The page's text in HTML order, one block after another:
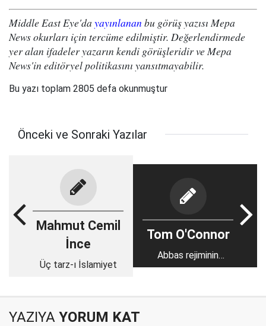
Middle East Eye'da yayınlanan bu görüş yazısı Mepa
News okurları için tercüme edilmiştir. Değerlendirmede
yer alan ifadeler yazarın kendi görüşleridir ve Mepa
News'in editöryel politikasını yansıtmayabilir.
Bu yazı toplam 2805 defa okunmuştur
Önceki ve Sonraki Yazılar
Mahmut Cemil
İnce
Üç tarz-ı İslamiyet
Tom O'Connor
Abbas rejiminin
çöküşünün ardından
YAZIYA YORUM KAT